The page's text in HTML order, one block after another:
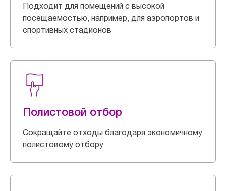
Подходит для помещений с высокой
посещаемостью, например, для аэропортов и
спортивных стадионов
Полистовой отбор
Сокращайте отходы благодаря экономичному
полистовому отбору